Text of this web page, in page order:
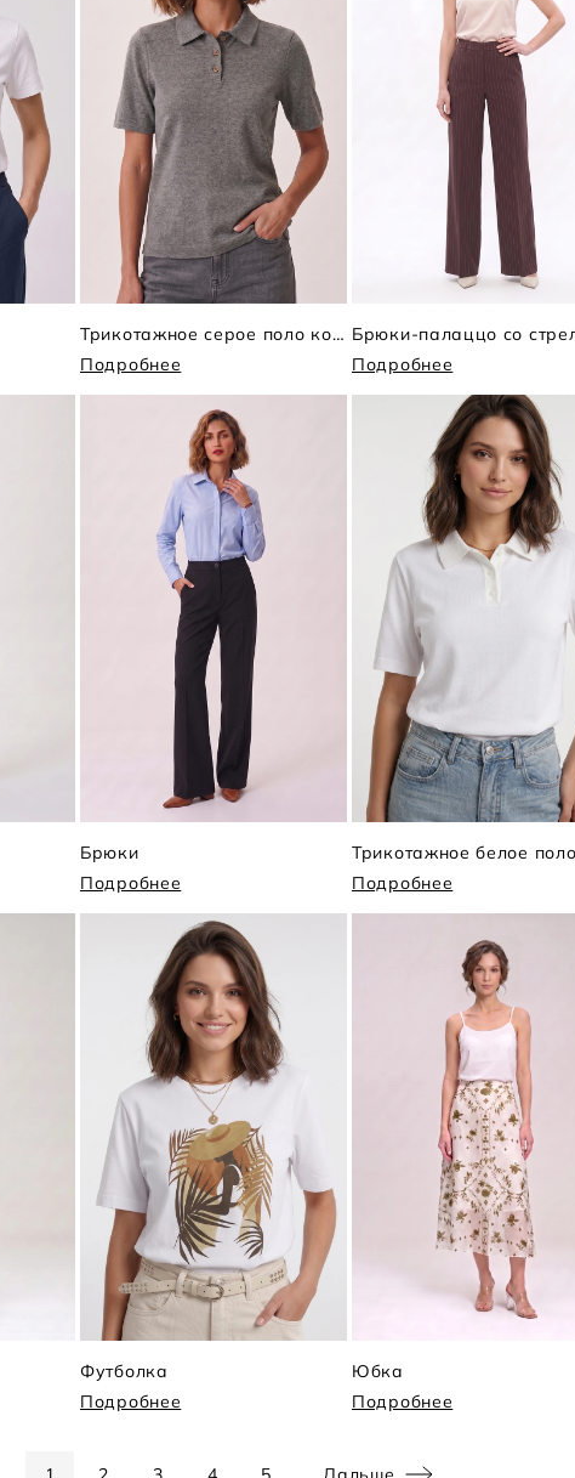
Трикотажное серое поло коротким рукавом
Подробнее
Подробнее
Брюки
Подробнее
Подробнее
Футболка
Подробнее
Юбка
Подробнее